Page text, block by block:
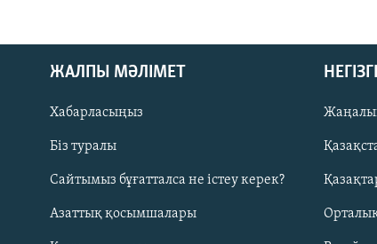
Русский
ЖАЗЫЛЫҢЫЗ
ЖАЛПЫ МӘЛІМЕТ
Хабарласыңыз
Біз туралы
Сайтымыз бұғатталса не істеу керек?
Азаттық қосымшалары